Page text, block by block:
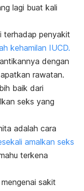
lagi buat kali
terhadap penyakit
kehamilan IUCD.
dengan
rawatan.
baik dari
seks yang
adalah cara
amalkan seks
terkena
sakit